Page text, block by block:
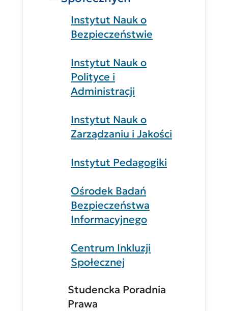
Instytut Nauk o
Bezpieczeństwie
Instytut Nauk o
Polityce i
Administracji
Instytut Nauk o
Zarządzaniu i Jakości
Instytut Pedagogiki
Ośrodek Badań
Bezpieczeństwa
Informacyjnego
Centrum Inkluzji
Społecznej
Studencka Poradnia
Prawa